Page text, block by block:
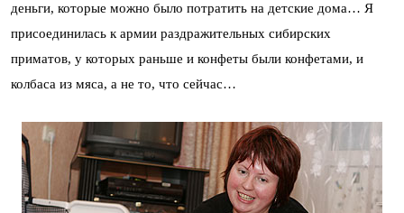
деньги, которые можно было потратить на детские дома… Я
присоединилась к армии раздражительных сибирских
приматов, у которых раньше и конфеты были конфетами, и
колбаса из мяса, а не то, что сейчас…